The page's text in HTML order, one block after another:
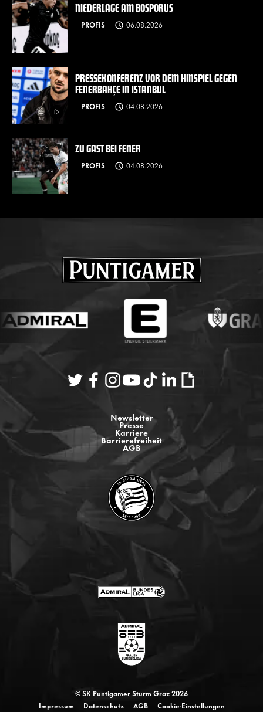
NIEDERLAGE AM BOSPORUS
PROFIS 06.08.2026
PRESSEKONFERENZ VOR DEM HINSPIEL GEGEN
FENERBAHÇE IN ISTANBUL
PROFIS 04.08.2026
ZU GAST BEI FENER
PROFIS 04.08.2026
Newsletter
Presse
Karriere
Barrierefreiheit
AGB
© SK Puntigamer Sturm Graz 2026
Impressum
Datenschutz AGB Cookie-Einstellungen